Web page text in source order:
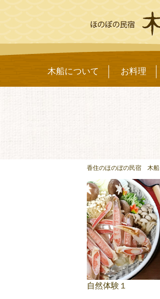
木船について お料理
香住のほのぼの民宿 木船
自然体験１